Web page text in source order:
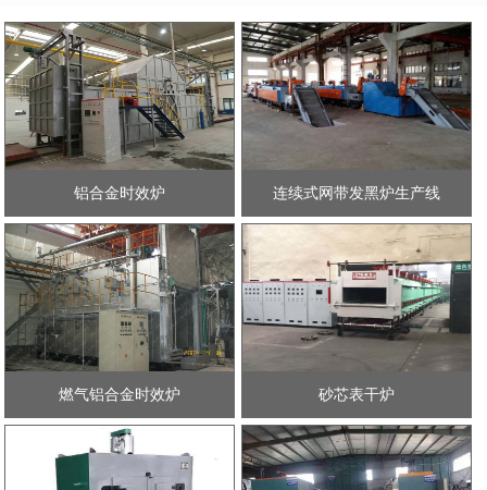
铝合金时效炉 连续式网带发黑炉生产线
燃气铝合金时效炉 砂芯表干炉